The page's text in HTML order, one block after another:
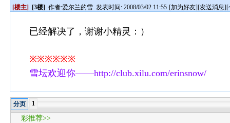
[楼主] [3楼] 作者:爱尔兰的雪 发表时间: 2008/03/02 11:55 [加为好友][发送消息][
已经解决了，谢谢小精灵：）
※※※※※※
雪坛欢迎你——http://club.xilu.com/erinsnow/
分页 1
彩推荐>>